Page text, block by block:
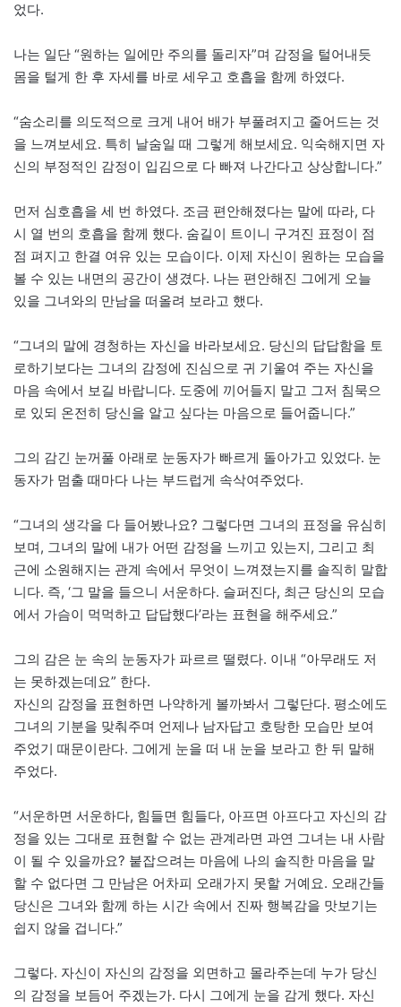
었다.
나는 일단 “원하는 일에만 주의를 돌리자”며 감정을 털어내듯
몸을 털게 한 후 자세를 바로 세우고 호흡을 함께 하였다.
“숨소리를 의도적으로 크게 내어 배가 부풀려지고 줄어드는 것
을 느껴보세요. 특히 날숨일 때 그렇게 해보세요. 익숙해지면 자
신의 부정적인 감정이 입김으로 다 빠져 나간다고 상상합니다.”
먼저 심호흡을 세 번 하였다. 조금 편안해졌다는 말에 따라, 다
시 열 번의 호흡을 함께 했다. 숨길이 트이니 구겨진 표정이 점
점 펴지고 한결 여유 있는 모습이다. 이제 자신이 원하는 모습을
볼 수 있는 내면의 공간이 생겼다. 나는 편안해진 그에게 오늘
있을 그녀와의 만남을 떠올려 보라고 했다.
“그녀의 말에 경청하는 자신을 바라보세요. 당신의 답답함을 토
로하기보다는 그녀의 감정에 진심으로 귀 기울여 주는 자신을
마음 속에서 보길 바랍니다. 도중에 끼어들지 말고 그저 침묵으
로 있되 온전히 당신을 알고 싶다는 마음으로 들어줍니다.”
그의 감긴 눈꺼풀 아래로 눈동자가 빠르게 돌아가고 있었다. 눈
동자가 멈출 때마다 나는 부드럽게 속삭여주었다.
“그녀의 생각을 다 들어봤나요? 그렇다면 그녀의 표정을 유심히
보며, 그녀의 말에 내가 어떤 감정을 느끼고 있는지, 그리고 최
근에 소원해지는 관계 속에서 무엇이 느껴졌는지를 솔직히 말합
니다. 즉, ‘그 말을 들으니 서운하다. 슬퍼진다, 최근 당신의 모습
에서 가슴이 먹먹하고 답답했다’라는 표현을 해주세요.”
그의 감은 눈 속의 눈동자가 파르르 떨렸다. 이내 “아무래도 저
는 못하겠는데요” 한다.
자신의 감정을 표현하면 나약하게 볼까봐서 그렇단다. 평소에도
그녀의 기분을 맞춰주며 언제나 남자답고 호탕한 모습만 보여
주었기 때문이란다. 그에게 눈을 떠 내 눈을 보라고 한 뒤 말해
주었다.
“서운하면 서운하다, 힘들면 힘들다, 아프면 아프다고 자신의 감
정을 있는 그대로 표현할 수 없는 관계라면 과연 그녀는 내 사람
이 될 수 있을까요? 붙잡으려는 마음에 나의 솔직한 마음을 말
할 수 없다면 그 만남은 어차피 오래가지 못할 거예요. 오래간들
당신은 그녀와 함께 하는 시간 속에서 진짜 행복감을 맛보기는
쉽지 않을 겁니다.”
그렇다. 자신이 자신의 감정을 외면하고 몰라주는데 누가 당신
의 감정을 보듬어 주겠는가. 다시 그에게 눈을 감게 했다. 자신